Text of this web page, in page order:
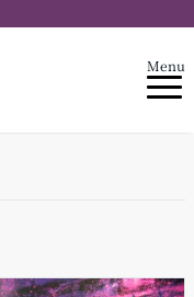
Menu